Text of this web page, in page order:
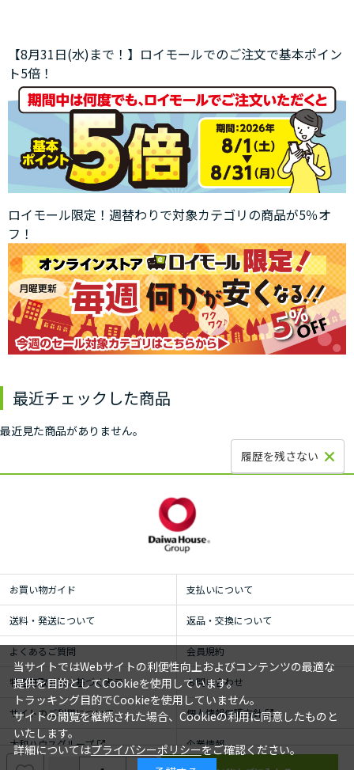
【8月31日(水)まで！】ロイモールでのご注文で基本ポイン
ト5倍！
ロイモール限定！週替わりで対象カテゴリの商品が5％オ
フ！
最近チェックした商品
最近見た商品がありません。
履歴を残さない
お買い物ガイド 支払いについて
送料・発送について 返品・交換について
よくあるご質問 会員規約
特定商取引法に基づく表示 お問い合わせ
サイトのご利用について 個人情報保護方針
大和ハウスグループ 企業情報
当サイトではWebサイトの利便性向上およびコンテンツの最適な
提供を目的としてCookieを使用しています。
トラッキング目的でCookieを使用していません。
サイトの閲覧を継続された場合、Cookieの利用に同意したものと
いたします。
詳細についてはプライバシーポリシーをご確認ください。